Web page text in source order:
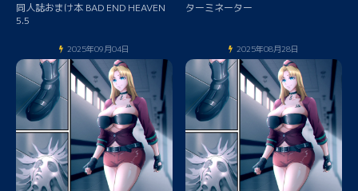
同人誌おまけ本 BAD END HEAVEN
5.5
ターミネーター
2025年09月04日 2025年08月28日